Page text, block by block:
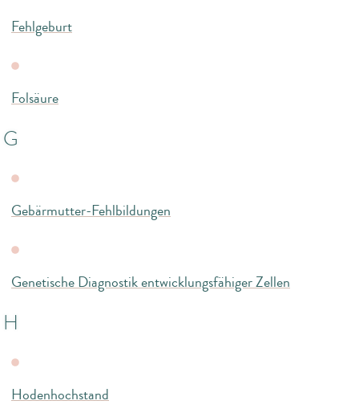
Fehlgeburt
Folsäure
G
Gebärmutter-Fehlbildungen
Genetische Diagnostik entwicklungsfähiger Zellen
H
Hodenhochstand